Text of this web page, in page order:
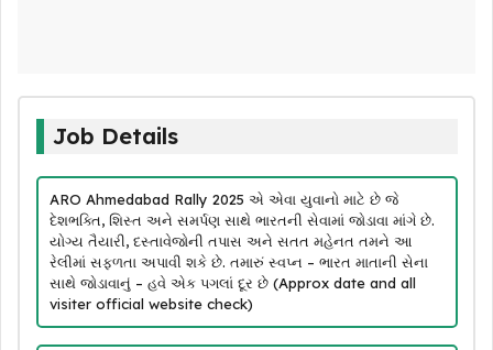
Job Details
ARO Ahmedabad Rally 2025 એ એવા યુવાનો માટે છે જે
દેશભક્તિ, શિસ્ત અને સમર્પણ સાથે ભારતની સેવામાં જોડાવા માંગે છે.
યોગ્ય તૈયારી, દસ્તાવેજોની તપાસ અને સતત મહેનત તમને આ
રેલીમાં સફળતા અપાવી શકે છે. તમારું સ્વપ્ન – ભારત માતાની સેના
સાથે જોડાવાનું – હવે એક પગલાં દૂર છે (Approx date and all
visiter official website check)